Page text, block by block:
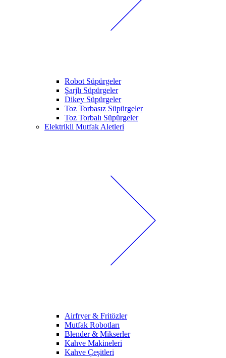
Robot Süpürgeler
Şarjlı Süpürgeler
Dikey Süpürgeler
Toz Torbasız Süpürgeler
Toz Torbalı Süpürgeler
Elektrikli Mutfak Aletleri
Airfryer & Fritözler
Mutfak Robotları
Blender & Mikserler
Kahve Makineleri
Kahve Çeşitleri